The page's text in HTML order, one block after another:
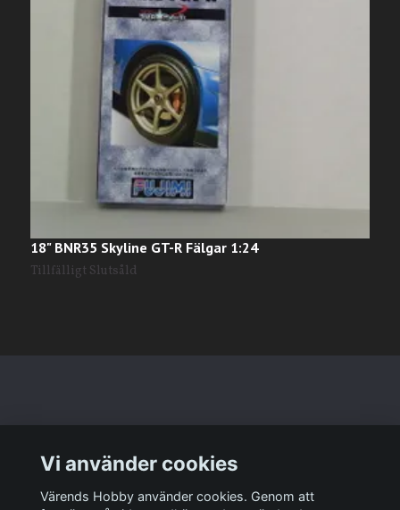
18" BNR35 Skyline GT-R Fälgar 1:24
Tillfälligt Slutsåld
Sociala medier
Vi använder cookies
Värends Hobby använder cookies. Genom att